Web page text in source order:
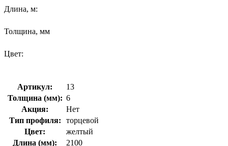
Длина, м:
Толщина, мм
Цвет:
Артикул:
13
Толщина (мм): 6
Акция:
Нет
Тип профиля:
торцевой
Цвет:
желтый
Длина (мм):
2100